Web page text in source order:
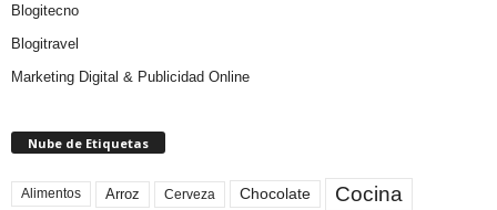
Blogitecno
Blogitravel
Marketing Digital & Publicidad Online
Nube de Etiquetas
Alimentos Arroz Cerveza Chocolate Cocina